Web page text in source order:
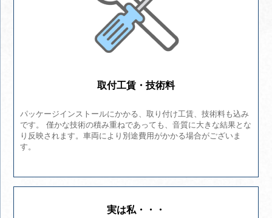
取付工賃・技術料
パッケージインストールにかかる、取り付け工賃、技術料も込み
です。 僅かな技術の積み重ねであっても、音質に大きな結果とな
り反映されます。車両により別途費用がかかる場合がございま
す。
実は私・・・